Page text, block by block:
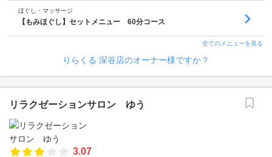
ほぐし・マッサージ
【もみほぐし】セットメニュー 60分コース
全てのメニューを見る
りらくる 深谷店のオーナー様ですか？
リラクゼーションサロン ゆう
3.07